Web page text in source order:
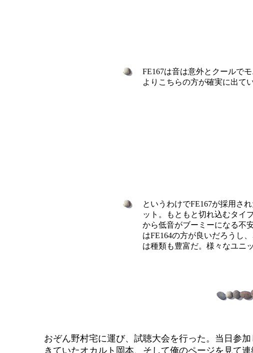
FE167は音は意外とクールで
よりこちらの方が確実に出て
というわけでFE167が採用さ
ット。もともと切れ込むタイ
から低音がブーミーになる不
はFE164の方が良いだろうし
は種類も豊富だ。様々なユニ
おぞん野村宅に運び、試聴大会を行った。当日参
きていたオカルト岡本、そして俺のページを見て